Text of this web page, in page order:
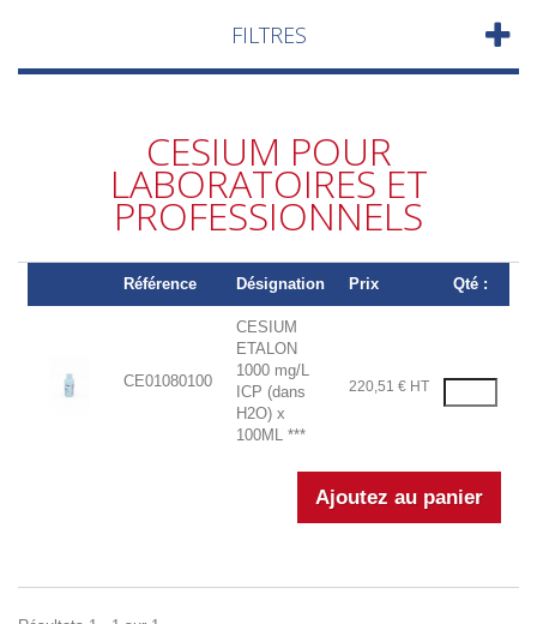
FILTRES
CESIUM POUR
LABORATOIRES ET
PROFESSIONNELS
Référence Désignation Prix Qté :
CE01080100
CESIUM
ETALON
1000 mg/L
ICP (dans
H2O) x
100ML ***
220,51 € HT